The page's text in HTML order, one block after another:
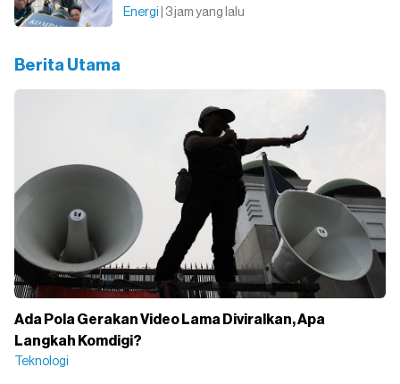
Energi | 3 jam yang lalu
Berita Utama
Ada Pola Gerakan Video Lama Diviralkan, Apa
Langkah Komdigi?
Teknologi